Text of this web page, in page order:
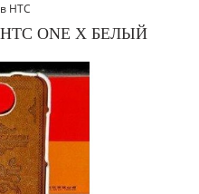
HTC
ONE X БЕЛЫЙ